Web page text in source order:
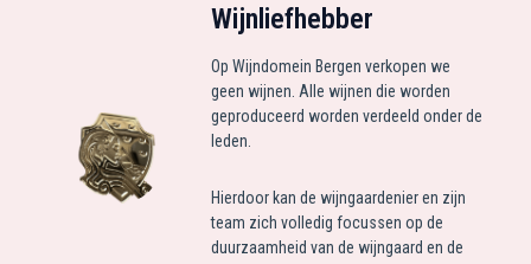
Wijnliefhebber
Op Wijndomein Bergen verkopen we
geen wijnen. Alle wijnen die worden
geproduceerd worden verdeeld onder de
leden.
Hierdoor kan de wijngaardenier en zijn
team zich volledig focussen op de
duurzaamheid van de wijngaard en de